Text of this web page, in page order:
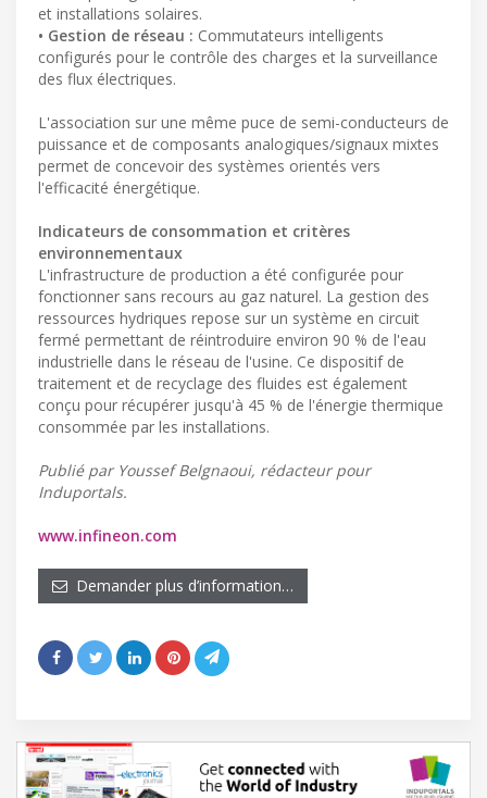
et installations solaires.
• Gestion de réseau : Commutateurs intelligents
configurés pour le contrôle des charges et la surveillance
des flux électriques.
L'association sur une même puce de semi-conducteurs de
puissance et de composants analogiques/signaux mixtes
permet de concevoir des systèmes orientés vers
l'efficacité énergétique.
Indicateurs de consommation et critères
environnementaux
L'infrastructure de production a été configurée pour
fonctionner sans recours au gaz naturel. La gestion des
ressources hydriques repose sur un système en circuit
fermé permettant de réintroduire environ 90 % de l'eau
industrielle dans le réseau de l'usine. Ce dispositif de
traitement et de recyclage des fluides est également
conçu pour récupérer jusqu'à 45 % de l'énergie thermique
consommée par les installations.
Publié par Youssef Belgnaoui, rédacteur pour
Induportals.
www.infineon.com
Demander plus d’information…